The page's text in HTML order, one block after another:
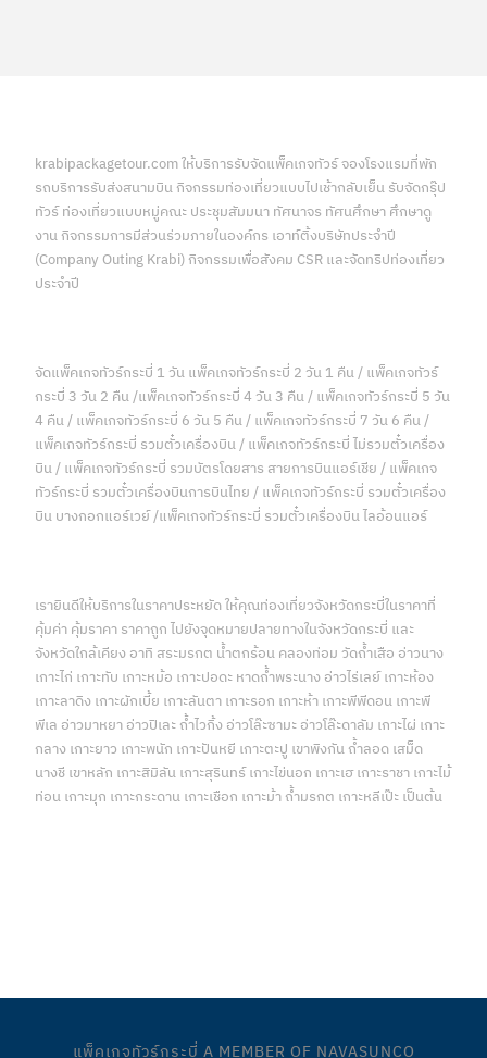
krabipackagetour.com ให้บริการรับจัดแพ็คเกจทัวร์ จองโรงแรมที่พัก
รถบริการรับส่งสนามบิน กิจกรรมท่องเที่ยวแบบไปเช้ากลับเย็น รับจัดกรุ๊ป
ทัวร์ ท่องเที่ยวแบบหมู่คณะ ประชุมสัมมนา ทัศนาจร ทัศนศึกษา ศึกษาดู
งาน กิจกรรมการมีส่วนร่วมภายในองค์กร เอาท์ติ้งบริษัทประจำปี
(Company Outing Krabi) กิจกรรมเพื่อสังคม CSR และจัดทริปท่องเที่ยว
ประจำปี
จัดแพ็คเกจทัวร์กระบี่ 1 วัน แพ็คเกจทัวร์กระบี่ 2 วัน 1 คืน / แพ็คเกจทัวร์
กระบี่ 3 วัน 2 คืน /แพ็คเกจทัวร์กระบี่ 4 วัน 3 คืน / แพ็คเกจทัวร์กระบี่ 5 วัน
4 คืน / แพ็คเกจทัวร์กระบี่ 6 วัน 5 คืน / แพ็คเกจทัวร์กระบี่ 7 วัน 6 คืน /
แพ็คเกจทัวร์กระบี่ รวมตั๋วเครื่องบิน / แพ็คเกจทัวร์กระบี่ ไม่รวมตั๋วเครื่อง
บิน / แพ็คเกจทัวร์กระบี่ รวมบัตรโดยสาร สายการบินแอร์เชีย / แพ็คเกจ
ทัวร์กระบี่ รวมตั๋วเครื่องบินการบินไทย / แพ็คเกจทัวร์กระบี่ รวมตั๋วเครื่อง
บิน บางกอกแอร์เวย์ /แพ็คเกจทัวร์กระบี่ รวมตั๋วเครื่องบิน ไลอ้อนแอร์
เรายินดีให้บริการในราคาประหยัด ให้คุณท่องเที่ยวจังหวัดกระบี่ในราคาที่
คุ้มค่า คุ้มราคา ราคาถูก ไปยังจุดหมายปลายทางในจังหวัดกระบี่ และ
จังหวัดใกล้เคียง อาทิ สระมรกต น้ำตกร้อน คลองท่อม วัดถ้ำเสือ อ่าวนาง
เกาะไก่ เกาะทับ เกาะหม้อ เกาะปอดะ หาดถ้ำพระนาง อ่าวไร่เลย์ เกาะห้อง
เกาะลาดิง เกาะผักเบี้ย เกาะลันตา เกาะรอก เกาะห้า เกาะพีพีดอน เกาะพี
พีเล อ่าวมาหยา อ่าวปิเละ ถ้ำไวกิ้ง อ่าวโล๊ะซามะ อ่าวโล๊ะดาลัม เกาะไผ่ เกาะ
กลาง เกาะยาว เกาะพนัก เกาะปันหยี เกาะตะปู เขาพิงกัน ถ้ำลอด เสม็ด
นางชี เขาหลัก เกาะสิมิลัน เกาะสุรินทร์ เกาะไข่นอก เกาะเฮ เกาะราชา เกาะไม้
ท่อน เกาะมุก เกาะกระดาน เกาะเชือก เกาะม้า ถ้ำมรกต เกาะหลีเป๊ะ เป็นต้น
แพ็คเกจทัวร์กระบี่ A MEMBER OF NAVASUNCO